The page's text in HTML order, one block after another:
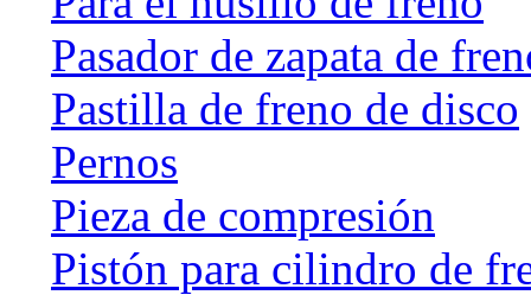
Pasador de zapata de
Pastilla de freno de disco
Pernos
Pieza de compresión
Pistón para cilindro de